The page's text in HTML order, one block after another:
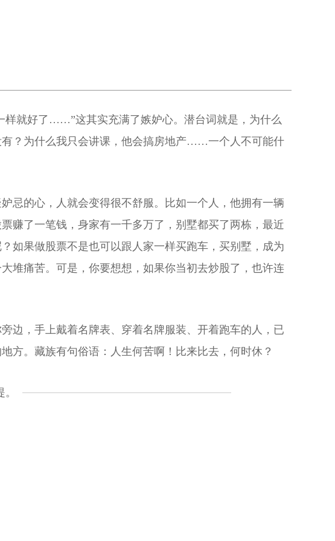
就好了……”这其实充满了嫉妒心。潜台词就是，为什么
？为什么我只会讲课，他会搞房地产……一个人不可能什
忌的心，人就会变得很不舒服。比如一个人，他拥有一辆
赚了一笔钱，身家有一千多万了，别墅都买了两栋，最近
如果做股票不是也可以跟人家一样买跑车，买别墅，成为
堆痛苦。可是，你要想想，如果你当初去炒股了，也许连
边，手上戴着名牌表、穿着名牌服装、开着跑车的人，已
方。藏族有句俗语：人生何苦啊！比来比去，何时休？